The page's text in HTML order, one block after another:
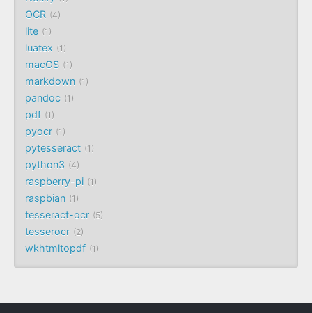
OCR 4
lite 1
luatex 1
macOS 1
markdown 1
pandoc 1
pdf 1
pyocr 1
pytesseract 1
python3 4
raspberry-pi 1
raspbian 1
tesseract-ocr 5
tesserocr 2
wkhtmltopdf 1